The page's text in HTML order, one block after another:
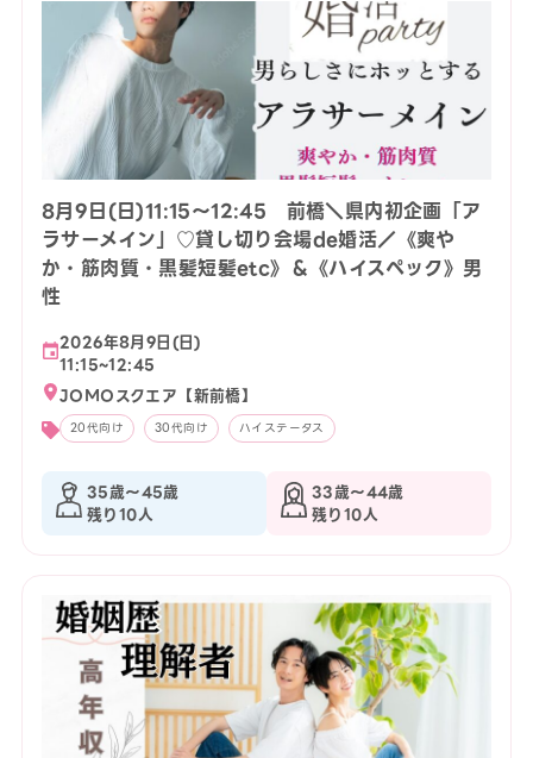
8月9日(日)11:15〜12:45 前橋＼県内初企画「ア
ラサーメイン」♡貸し切り会場de婚活／《爽や
か・筋肉質・黒髪短髪etc》＆《ハイスペック》男
性
2026年8月9日(日)
11:15~12:45
JOMOスクエア【新前橋】
20代向け 30代向け ハイステータス
35歳〜45歳
残り10人
33歳〜44歳
残り10人